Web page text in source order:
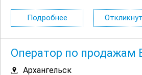
отдыха, место для приема пищи)
Обеспечивать безопасность
Подробнее
Оператор по продажам
Архангельск